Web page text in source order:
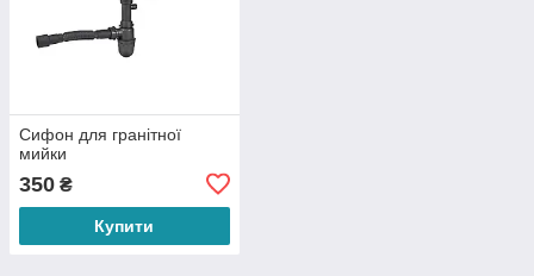
Сифон для гранітної
мийки
350 ₴
Купити